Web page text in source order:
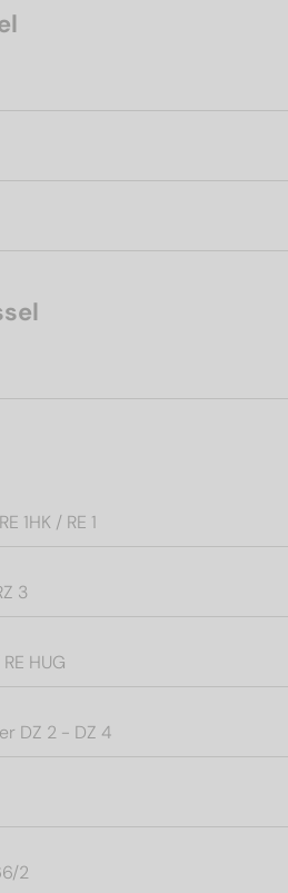
1HK / RE 1
3
HUG
DZ 2 - DZ 4
2